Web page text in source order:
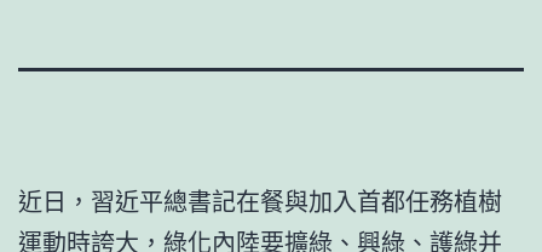
近日，習近平總書記在餐與加入首都任務植樹
運動時誇大，綠化內陸要擴綠、興綠、護綠并